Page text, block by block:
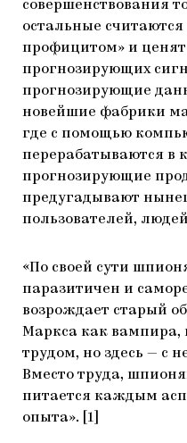
совершенствования
остальные
профицитом» и
прогнозирующих
прогнозирующие
новейшие фабрики
где с помощью
перерабатываются в
прогнозирующие
предугадывают
пользователей,
«По своей сути
паразитичен и
возрождает старый
Маркса как вампира,
трудом, но здесь — с
Вместо труда,
питается каждым
опыта». [1]